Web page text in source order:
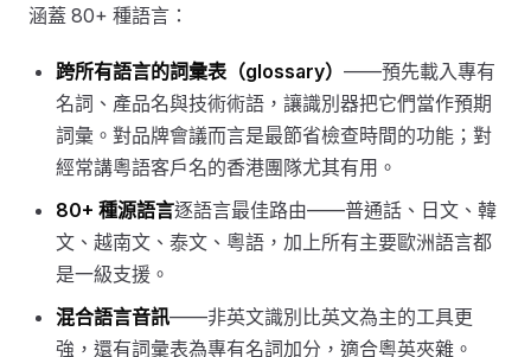
涵蓋 80+ 種語言：
跨所有語言的詞彙表（glossary）——預先載入專有
名詞、產品名與技術術語，讓識別器把它們當作預期
詞彙。對品牌會議而言是最節省檢查時間的功能；對
經常講粵語客戶名的香港團隊尤其有用。
80+ 種源語言逐語言最佳路由——普通話、日文、韓
文、越南文、泰文、粵語，加上所有主要歐洲語言都
是一級支援。
混合語言音訊——非英文識別比英文為主的工具更
強，還有詞彙表為專有名詞加分，適合粵英夾雜。